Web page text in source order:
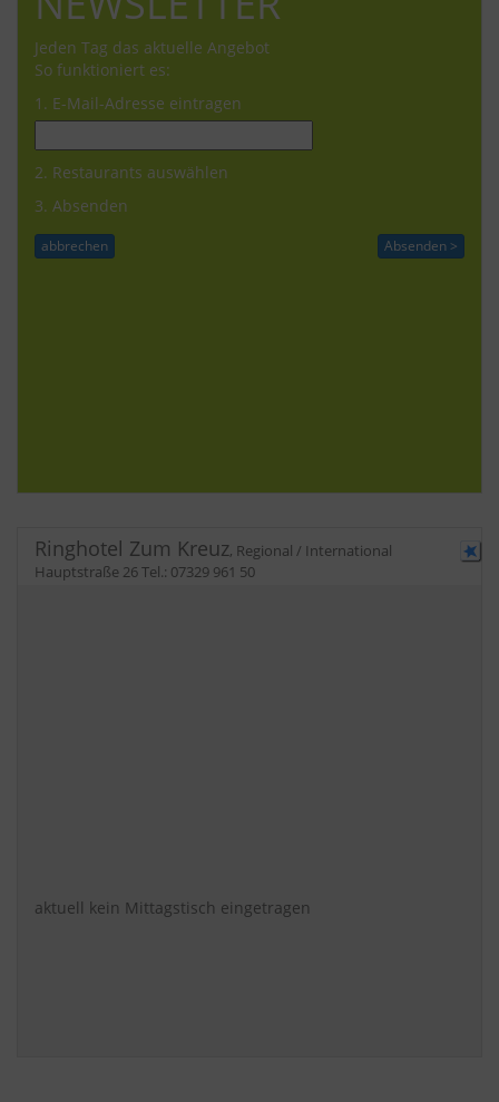
Jeden Tag das aktuelle Angebot
So funktioniert es:
1. E-Mail-Adresse eintragen
2. Restaurants auswählen
3. Absenden
Ringhotel Zum Kreuz, Regional / International
Hauptstraße 26Tel.: 07329 961 50
aktuell kein Mittagstisch eingetragen